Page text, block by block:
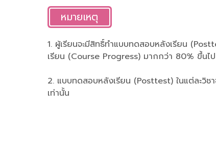
หมายเหตุ
1. ผู้เรียนจะมีสิทธิ์ทำแบบทดสอบหลังเรียน
เรียน (Course Progress) มากกว่า 80% ขึ้นไป
2. แบบทดสอบหลังเรียน (Posttest) ในแต่ละวิชา
เท่านั้น